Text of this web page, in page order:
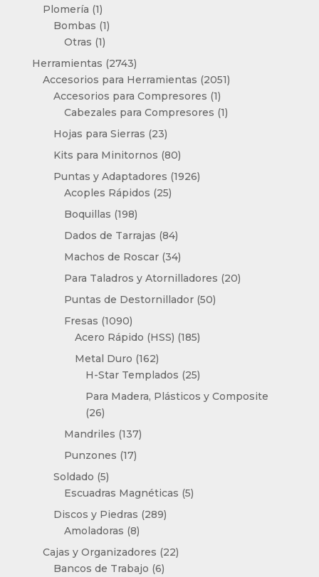
Plomería 11
producto
Bombas 11
Otras 11
producto
Herramientas 27432743
productos
Accesorios para Herramientas 20512051
Accesorios para Compresores 11
producto
Cabezales para Compresores 11
Hojas para Sierras 2323
productos
Kits para Minitornos 8080
productos
Puntas y Adaptadores 19261926
Acoples Rápidos 2525
Boquillas 198198
productos
Dados de Tarrajas 8484
productos
Machos de Roscar 3434
productos
Para Taladros y Atornilladores 2020
Puntas de Destornillador 5050
Fresas 10901090
productos
Acero Rápido (HSS) 185185
Metal Duro 162162
productos
H-Star Templados 2525
productos
Para Madera, Plásticos y Composite
2626
productos
Mandriles 137137
Punzones 1717
Soldado 55
productos
Escuadras Magnéticas 55
Discos y Piedras 289289
Amoladoras 88
productos
Cajas y Organizadores 2222
Bancos de Trabajo 66